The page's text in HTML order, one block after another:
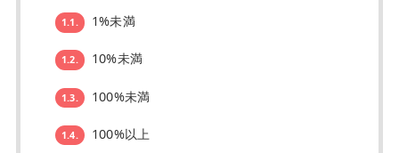
1.1. 1%未満
1.2. 10%未満
1.3. 100%未満
1.4. 100%以上